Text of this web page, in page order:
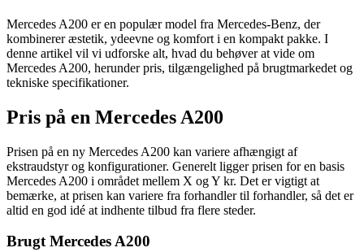
Mercedes A200 er en populær model fra Mercedes-Benz, der
kombinerer æstetik, ydeevne og komfort i en kompakt pakke. I
denne artikel vil vi udforske alt, hvad du behøver at vide om
Mercedes A200, herunder pris, tilgængelighed på brugtmarkedet og
tekniske specifikationer.
Pris på en Mercedes A200
Prisen på en ny Mercedes A200 kan variere afhængigt af
ekstraudstyr og konfigurationer. Generelt ligger prisen for en basis
Mercedes A200 i området mellem X og Y kr. Det er vigtigt at
bemærke, at prisen kan variere fra forhandler til forhandler, så det er
altid en god idé at indhente tilbud fra flere steder.
Brugt Mercedes A200